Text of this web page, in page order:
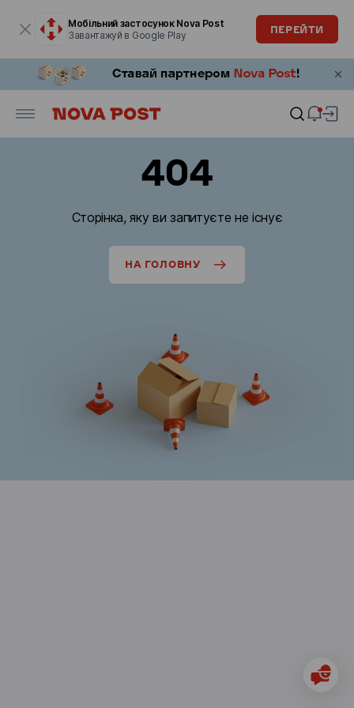
Мобільний застосунок Nova Post
Завантажуй в Google Play
ПЕРЕЙТИ
404
Сторінка, яку ви запитуєте не існує
НА ГОЛОВНУ